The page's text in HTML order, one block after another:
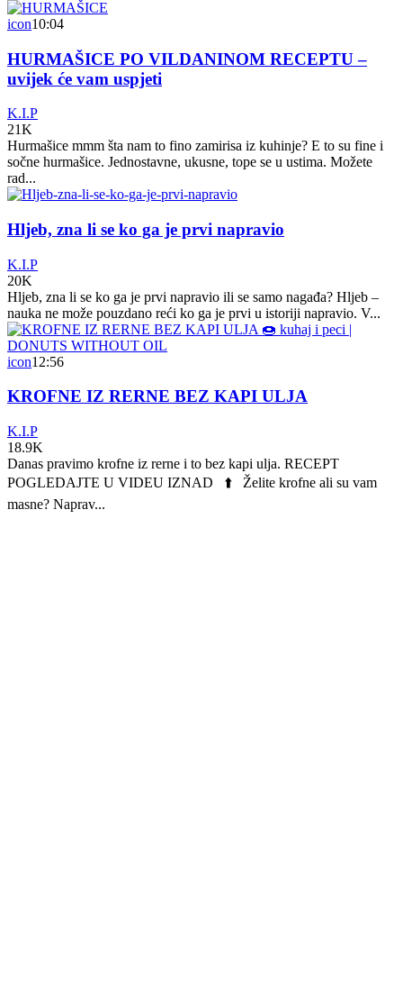
icon10:04
HURMAŠICE PO VILDANINOM RECEPTU –
uvijek će vam uspjeti
K.I.P
21K
Hurmašice mmm šta nam to fino zamirisa iz kuhinje? E to su fine i
sočne hurmašice. Jednostavne, ukusne, tope se u ustima. Možete
rad...
Hljeb, zna li se ko ga je prvi napravio
K.I.P
20K
Hljeb, zna li se ko ga je prvi napravio ili se samo nagađa? Hljeb –
nauka ne može pouzdano reći ko ga je prvi u istoriji napravio. V...
icon12:56
KROFNE IZ RERNE BEZ KAPI ULJA
K.I.P
18.9K
Danas pravimo krofne iz rerne i to bez kapi ulja. RECEPT
POGLEDAJTE U VIDEU IZNAD ⬆️ Želite krofne ali su vam
masne? Naprav...